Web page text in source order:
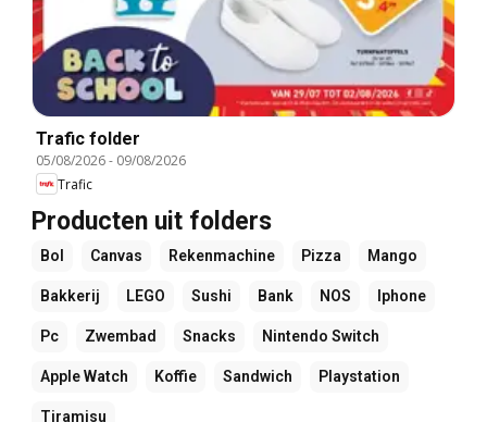
Trafic folder
05/08/2026- 09/08/2026
Trafic
Producten uit folders
Bol Canvas Rekenmachine Pizza Mango
Bakkerij LEGO Sushi Bank NOS Iphone
Pc Zwembad Snacks Nintendo Switch
Apple Watch Koffie Sandwich Playstation
Tiramisu